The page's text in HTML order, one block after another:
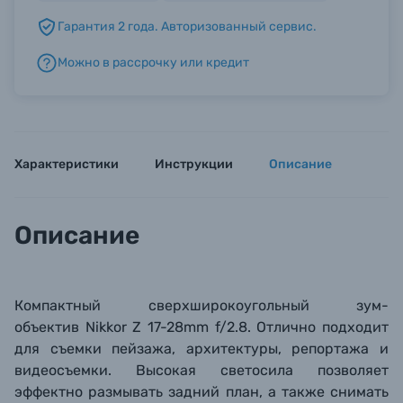
Б/У фототехника (Комиссионные товары)
Гарантия 2 года. Авторизованный сервис.
Можно в рассрочку или кредит
Характеристики Инструкции Описание
Описание
Компактный сверхширокоугольный зум-
объектив Nikkor Z 17-28mm f/2.8. Отлично подходит
для съемки пейзажа, архитектуры, репортажа и
видеосъемки. Высокая светосила позволяет
эффектно размывать задний план, а также снимать